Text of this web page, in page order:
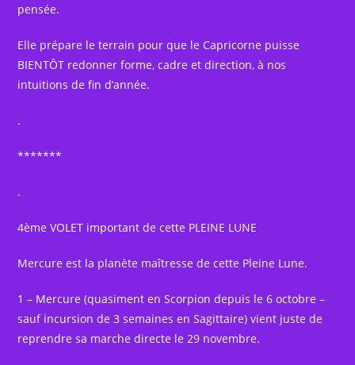
pensée.
Elle prépare le terrain pour que le Capricorne puisse
BIENTÔT redonner forme, cadre et direction, à nos
intuitions de fin d’année.
.
*******
.
4ème VOLET important de cette PLEINE LUNE
Mercure est la planète maîtresse de cette Pleine Lune.
1 – Mercure (quasiment en Scorpion depuis le 6 octobre –
sauf incursion de 3 semaines en Sagittaire) vient juste de
reprendre sa marche directe le 29 novembre.